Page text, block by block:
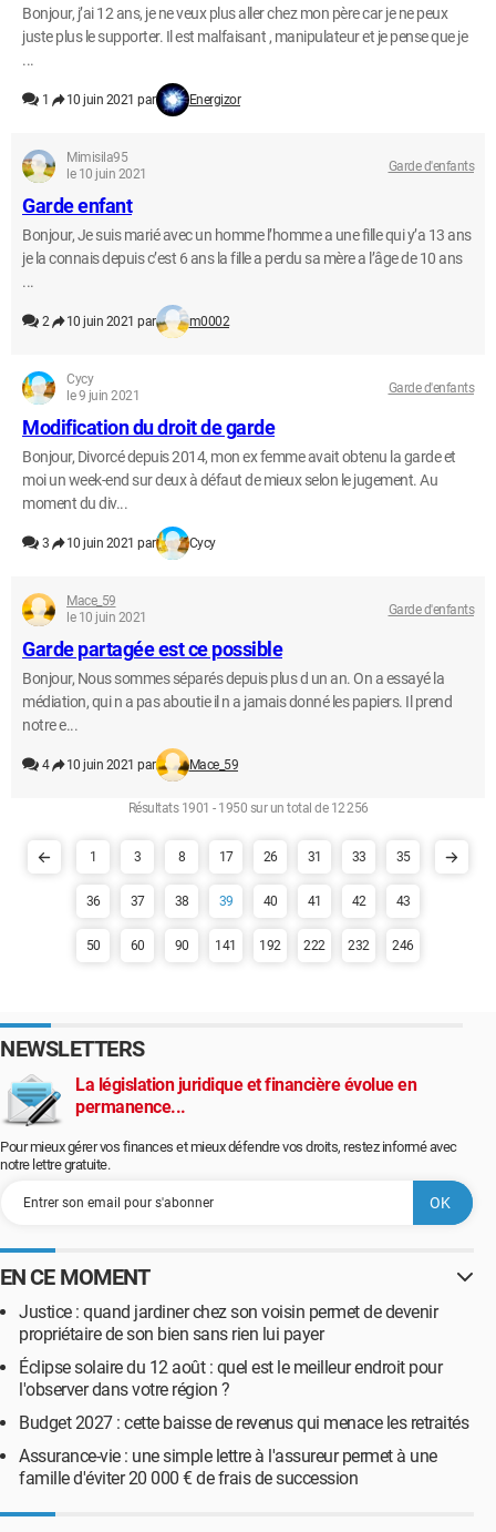
Bonjour, j’ai 12 ans, je ne veux plus aller chez mon père car je ne peux
juste plus le supporter. Il est malfaisant , manipulateur et je pense que je
...
1 10 juin 2021 par Energizor
Mimisila95
le 10 juin 2021
Garde d'enfants
Garde enfant
Bonjour, Je suis marié avec un homme l’homme a une fille qui y’a 13 ans
je la connais depuis c’est 6 ans la fille a perdu sa mère a l’âge de 10 ans
...
2 10 juin 2021 par m0002
Cycy
le 9 juin 2021
Garde d'enfants
Modification du droit de garde
Bonjour, Divorcé depuis 2014, mon ex femme avait obtenu la garde et
moi un week-end sur deux à défaut de mieux selon le jugement. Au
moment du div...
3 10 juin 2021 par Cycy
Mace_59
le 10 juin 2021
Garde d'enfants
Garde partagée est ce possible
Bonjour, Nous sommes séparés depuis plus d un an. On a essayé la
médiation, qui n a pas aboutie il n a jamais donné les papiers. Il prend
notre e...
4 10 juin 2021 par Mace_59
Résultats 1901 - 1950 sur un total de 12 256
1 3 8 17 26 31 33 35
36 37 38 39 40 41 42 43
50 60 90 141 192 222 232 246
NEWSLETTERS
La législation juridique et financière évolue en
permanence...
Pour mieux gérer vos finances et mieux défendre vos droits, restez informé avec
notre lettre gratuite.
EN CE MOMENT
Justice : quand jardiner chez son voisin permet de devenir
propriétaire de son bien sans rien lui payer
Éclipse solaire du 12 août : quel est le meilleur endroit pour
l'observer dans votre région ?
Budget 2027 : cette baisse de revenus qui menace les retraités
Assurance-vie : une simple lettre à l'assureur permet à une
famille d'éviter 20 000 € de frais de succession